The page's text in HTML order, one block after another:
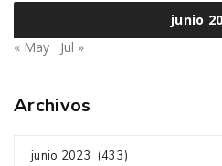
junio
« May Jul »
Archivos
junio 2023 (433)